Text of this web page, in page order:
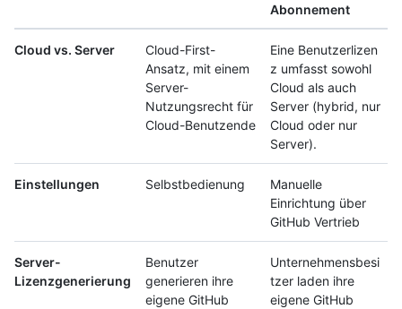
Abonnement
Cloud vs. Server
Cloud-First-
Ansatz, mit einem
Server-
Nutzungsrecht für
Cloud-Benutzende
Eine Benutzerlizen
z umfasst sowohl
Cloud als auch
Server (hybrid, nur
Cloud oder nur
Server).
Einstellungen Selbstbedienung
Manuelle
Einrichtung über
GitHub Vertrieb
Server-
Lizenzgenerierung
Benutzer
generieren ihre
eigene GitHub
Unternehmensbesi
tzer laden ihre
eigene GitHub